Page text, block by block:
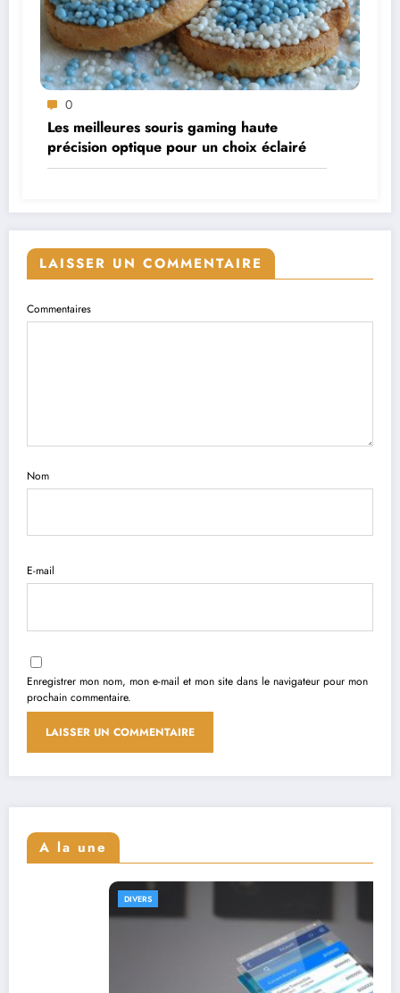
0
Les meilleures souris gaming haute
précision optique pour un choix éclairé
LAISSER UN COMMENTAIRE
Commentaires
Nom
E-mail
Enregistrer mon nom, mon e-mail et mon site dans le navigateur pour mon
prochain commentaire.
A la une